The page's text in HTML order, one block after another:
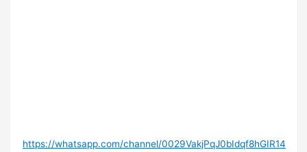
https://whatsapp.com/channel/0029VakjPqJ0bIdqf8hGIR14